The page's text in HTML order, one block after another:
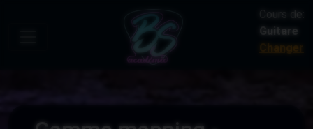
Cours de:
Guitare
Changer